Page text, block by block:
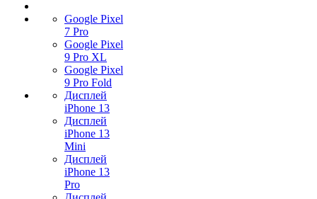
Google Pixel
7 Pro
Google Pixel
9 Pro XL
Google Pixel
9 Pro Fold
Дисплей
iPhone 13
Дисплей
iPhone 13
Mini
Дисплей
iPhone 13
Pro